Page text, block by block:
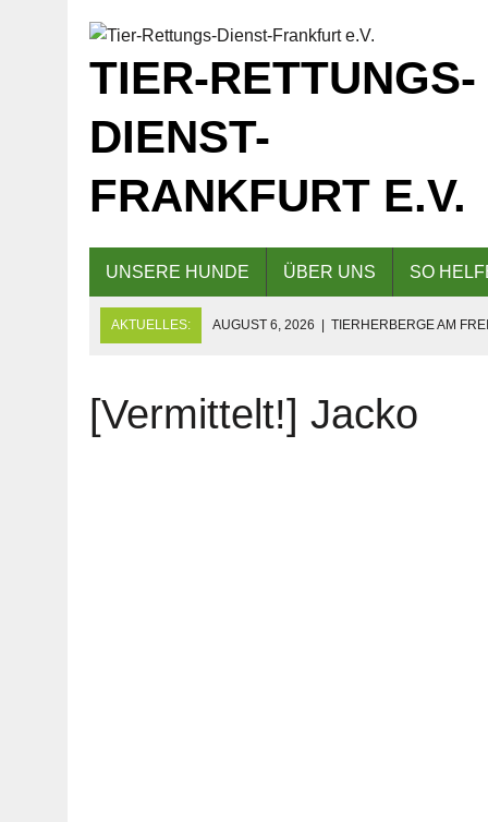
TIER-RETTUNGS-
DIENST-
FRANKFURT E.V.
UNSERE HUNDE ÜBER UNS SO
AKTUELLES: AUGUST 6, 2026 TIERHERBERGE AM
AUGUST 5, 2026 KAFFEE UND KUCHEN AM 09.08.2026
AUGUST 5, 2026 EINLADUNG ZUM TAG DER OFFENEN
[Vermittelt!] Jacko